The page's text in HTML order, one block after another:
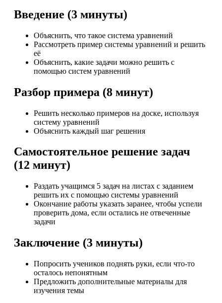
Введение (3 минуты)
Объяснить, что такое система уравнений
Рассмотреть пример системы уравнений и решить
её
Объяснить, какие задачи можно решить с
помощью систем уравнений
Разбор примера (8 минут)
Решить несколько примеров на доске, используя
систему уравнений
Объяснить каждый шаг решения
Самостоятельное решение задач
(12 минут)
Раздать учащимся 5 задач на листах с заданием
решить их с помощью системы уравнений
Окончание работы указать заранее, чтобы успели
проверить дома, если остались не отвеченные
задачи
Заключение (3 минуты)
Попросить учеников поднять руки, если что-то
осталось непонятным
Предложить дополнительные материалы для
изучения темы